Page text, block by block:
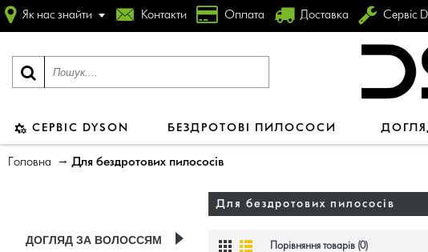
Як нас знайти Контакти Оплата Доставка Сервіс
СЕРВІС DYSON БЕЗДРОТОВІ ПИЛОСОСИ
Головна Для бездротових пилососів
ДОГЛЯД ЗА ВОЛОССЯМ
Для бездротових пилососів
Порівняння товарів (0)